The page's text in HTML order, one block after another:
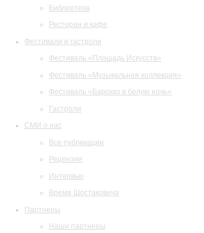
Библиотека
Ресторан и кафе
Фестивали и гастроли
Фестиваль «Площадь Искусств»
Фестиваль «Музыкальная коллекция»
Фестиваль «Барокко в белую ночь»
Гастроли
СМИ о нас
Все публикации
Рецензии
Интервью
Время Шостаковича
Партнеры
Наши партнеры